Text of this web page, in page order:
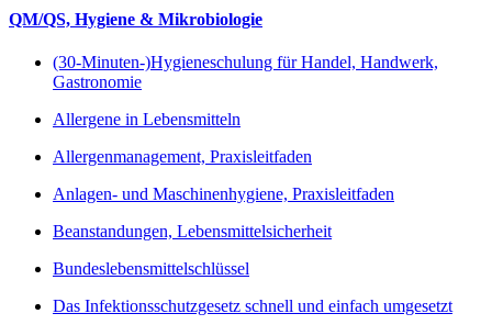
QM/QS, Hygiene & Mikrobiologie
(30-Minuten-)Hygieneschulung für Handel, Handwerk,
Gastronomie
Allergene in Lebensmitteln
Allergenmanagement, Praxisleitfaden
Anlagen- und Maschinenhygiene, Praxisleitfaden
Beanstandungen, Lebensmittelsicherheit
Bundeslebensmittelschlüssel
Das Infektionsschutzgesetz schnell und einfach umgesetzt